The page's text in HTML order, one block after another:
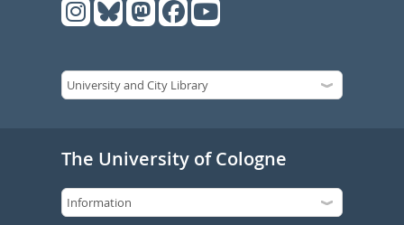
The University of Cologne